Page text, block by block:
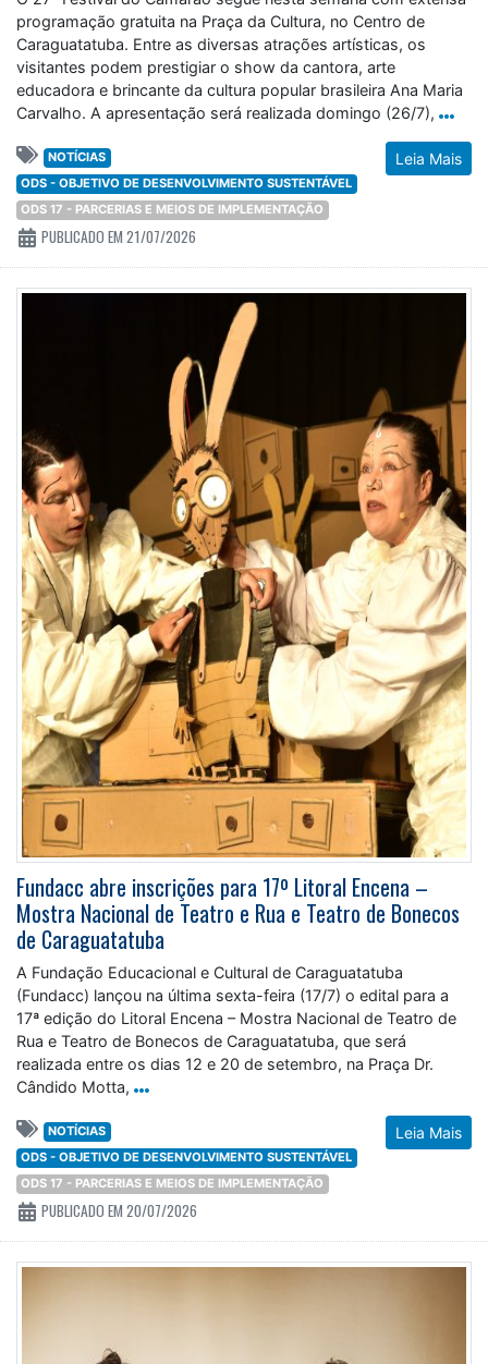
programação gratuita na Praça da Cultura, no Centro de
Caraguatatuba. Entre as diversas atrações artísticas, os
visitantes podem prestigiar o show da cantora, arte
educadora e brincante da cultura popular brasileira Ana Maria
Carvalho. A apresentação será realizada domingo (26/7),
Leia Mais
NOTÍCIAS
ODS - OBJETIVO DE DESENVOLVIMENTO SUSTENTÁVEL
ODS 17 - PARCERIAS E MEIOS DE IMPLEMENTAÇÃO
PUBLICADO EM 21/07/2026
Fundacc abre inscrições para 17º Litoral Encena –
Mostra Nacional de Teatro e Rua e Teatro de Bonecos
de Caraguatatuba
A Fundação Educacional e Cultural de Caraguatatuba
(Fundacc) lançou na última sexta-feira (17/7) o edital para a
17ª edição do Litoral Encena – Mostra Nacional de Teatro de
Rua e Teatro de Bonecos de Caraguatatuba, que será
realizada entre os dias 12 e 20 de setembro, na Praça Dr.
Cândido Motta,
Leia Mais
NOTÍCIAS
ODS - OBJETIVO DE DESENVOLVIMENTO SUSTENTÁVEL
ODS 17 - PARCERIAS E MEIOS DE IMPLEMENTAÇÃO
PUBLICADO EM 20/07/2026